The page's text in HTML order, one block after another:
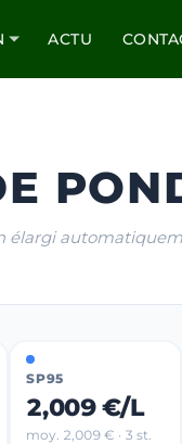
ACTU
élargi
SP95
2,009 €/L
moy. 2,009 € · 3 st.